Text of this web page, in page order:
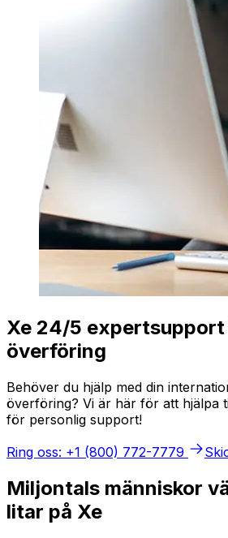
Xe 24/5
överföring
Behöver du hjälp med din
överföring? Vi är här för att hjälpa
för personlig support!
Ring oss: +1 (800) 772-7779
Miljontals människor
litar på Xe